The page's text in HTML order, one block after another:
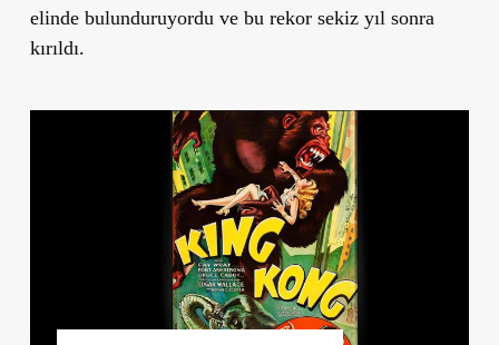
elinde bulunduruyordu ve bu rekor sekiz yıl sonra
kırıldı.